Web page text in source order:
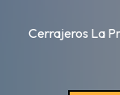
Cerrajeros La